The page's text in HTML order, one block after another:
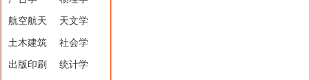
航空航天 天文学
土木建筑 社会学
出版印刷 统计学